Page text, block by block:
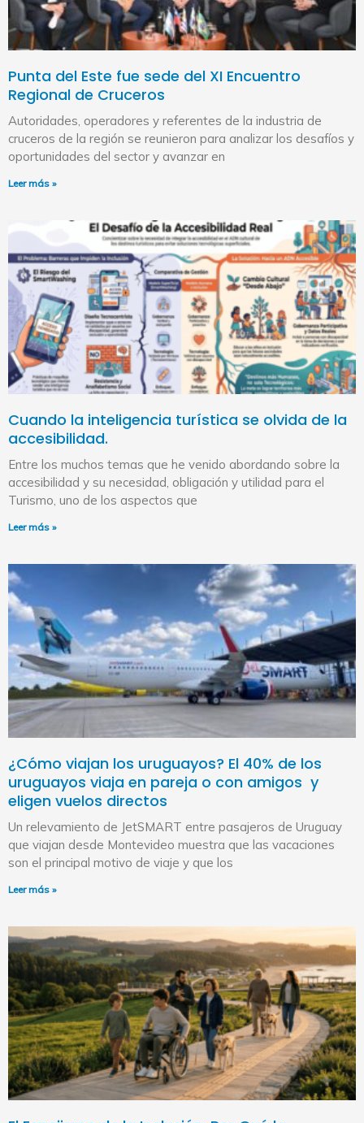
Punta del Este fue sede del XI Encuentro
Regional de Cruceros
Autoridades, operadores y referentes de la industria de
cruceros de la región se reunieron para analizar los desafíos y
oportunidades del sector y avanzar en
Leer más »
Cuando la inteligencia turística se olvida de la
accesibilidad.
Entre los muchos temas que he venido abordando sobre la
accesibilidad y su necesidad, obligación y utilidad para el
Turismo, uno de los aspectos que
Leer más »
¿Cómo viajan los uruguayos? El 40% de los
uruguayos viaja en pareja o con amigos y
eligen vuelos directos
Un relevamiento de JetSMART entre pasajeros de Uruguay
que viajan desde Montevideo muestra que las vacaciones
son el principal motivo de viaje y que los
Leer más »